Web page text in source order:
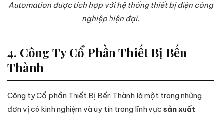
Automation được tích hợp với hệ thống thiết bị điện công
nghiệp hiện đại.
4. Công Ty Cổ Phần Thiết Bị Bến
Thành
Công ty Cổ phần Thiết Bị Bến Thành là một trong những
đơn vị có kinh nghiệm và uy tín trong lĩnh vực sản xuất